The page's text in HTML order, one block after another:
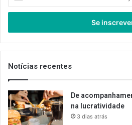
seu
de
email
Notícias recentes
De
na lucratividade
3 dias atrás